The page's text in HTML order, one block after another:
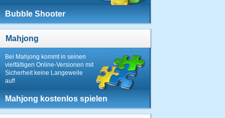
Bubble Shooter
Mahjong
Bei Mahjong kommt in seinen
vielfältigen Online-Versionen mit
Sicherheit keine Langeweile
auf!
Mahjong kostenlos spielen